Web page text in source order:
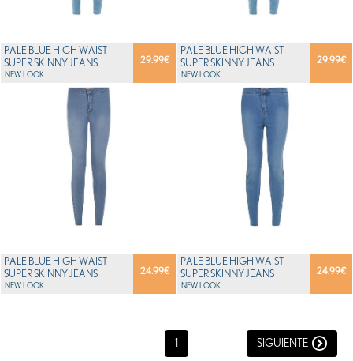
29.99€
PALE BLUE HIGH WAIST
SUPER SKINNY JEANS
NEW LOOK
29.99€
PALE BLUE HIGH WAIST
SUPER SKINNY JEANS
NEW LOOK
24.99€
PALE BLUE HIGH WAIST
SUPER SKINNY JEANS
NEW LOOK
24.99€
PALE BLUE HIGH WAIST
SUPER SKINNY JEANS
NEW LOOK
1 SIGUIENTE